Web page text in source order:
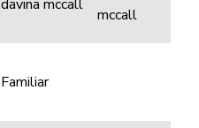
davina mccall
mccall
Familiar